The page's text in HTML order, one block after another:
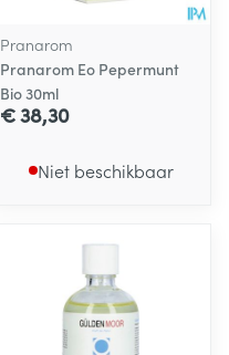
Pranarom
Pranarom Eo Pepermunt
Bio 30ml
€ 38,30
Niet beschikbaar